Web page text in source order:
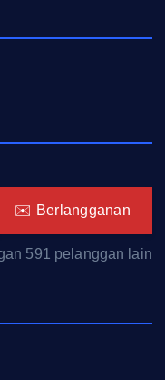
✉️ Berlangganan
591 pelanggan lain